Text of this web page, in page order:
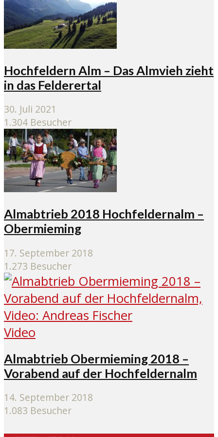
Hochfeldern Alm – Das Almvieh zieht
in das Felderertal
30. Juli 2021
1.304 Besucher
Almabtrieb 2018 Hochfeldernalm –
Obermieming
17. September 2018
1.273 Besucher
Video
Almabtrieb Obermieming 2018 –
Vorabend auf der Hochfeldernalm
14. September 2018
1.083 Besucher